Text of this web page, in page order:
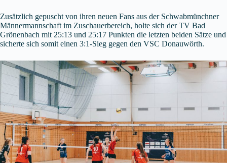
Zusätzlich gepuscht von ihren neuen Fans aus der Schwabmünchner
Männermannschaft im Zuschauerbereich, holte sich der TV Bad
Grönenbach mit 25:13 und 25:17 Punkten die letzten beiden Sätze und
sicherte sich somit einen 3:1-Sieg gegen den VSC Donauwörth.